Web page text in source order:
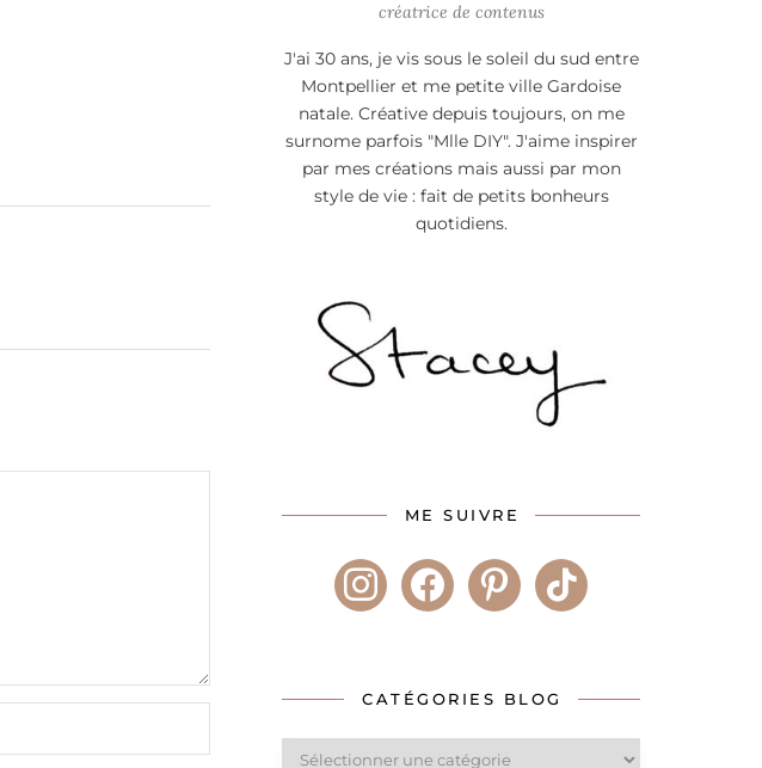
créatrice de contenus
J'ai 30 ans, je vis sous le soleil du sud entre
Montpellier et me petite ville Gardoise
natale. Créative depuis toujours, on me
surnome parfois "Mlle DIY". J'aime inspirer
par mes créations mais aussi par mon
style de vie : fait de petits bonheurs
quotidiens.
ME SUIVRE
instagramfacebookpinteresttiktok
CATÉGORIES BLOG
Catégories